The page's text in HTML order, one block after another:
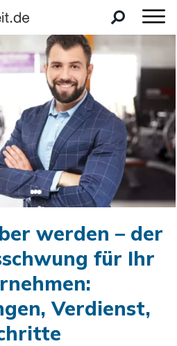
werden – der
für Ihr
Verdienst,